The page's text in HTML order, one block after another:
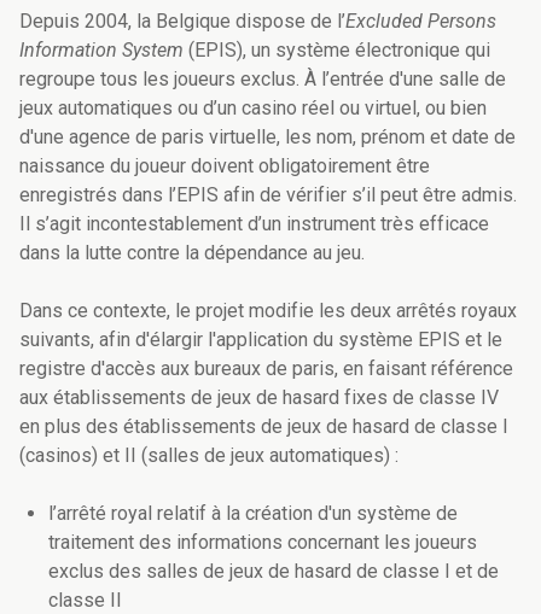
Depuis 2004, la Belgique dispose de l’Excluded Persons
Information System (EPIS), un système électronique qui
regroupe tous les joueurs exclus. À l’entrée d'une salle de
jeux automatiques ou d’un casino réel ou virtuel, ou bien
d'une agence de paris virtuelle, les nom, prénom et date de
naissance du joueur doivent obligatoirement être
enregistrés dans l’EPIS afin de vérifier s’il peut être admis.
Il s’agit incontestablement d’un instrument très efficace
dans la lutte contre la dépendance au jeu.
Dans ce contexte, le projet modifie les deux arrêtés royaux
suivants, afin d'élargir l'application du système EPIS et le
registre d'accès aux bureaux de paris, en faisant référence
aux établissements de jeux de hasard fixes de classe IV
en plus des établissements de jeux de hasard de classe I
(casinos) et II (salles de jeux automatiques) :
l’arrêté royal relatif à la création d'un système de
traitement des informations concernant les joueurs
exclus des salles de jeux de hasard de classe I et de
classe II